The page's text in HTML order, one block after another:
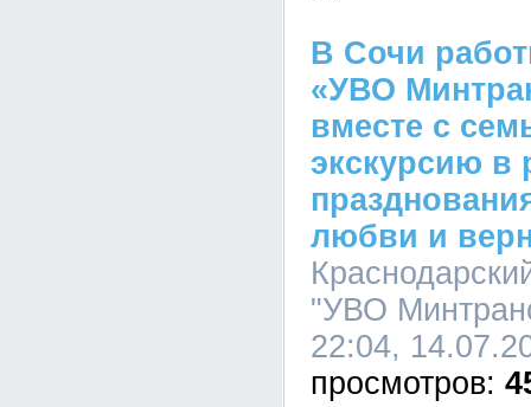
В Сочи
«УВО
вместе с
экскурсию в
любви и
"УВО
22:04,